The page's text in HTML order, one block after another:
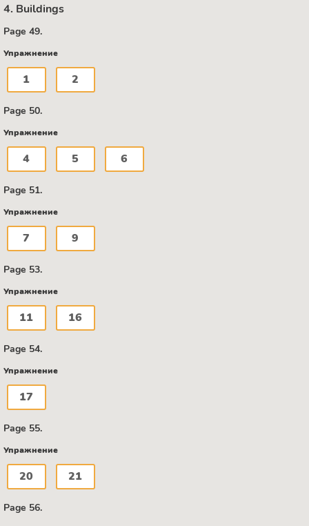
4. Buildings
Page 49.
Упражнение
1 2
Page 50.
Упражнение
4 5 6
Page 51.
Упражнение
7 9
Page 53.
Упражнение
11 16
Page 54.
Упражнение
17
Page 55.
Упражнение
20 21
Page 56.